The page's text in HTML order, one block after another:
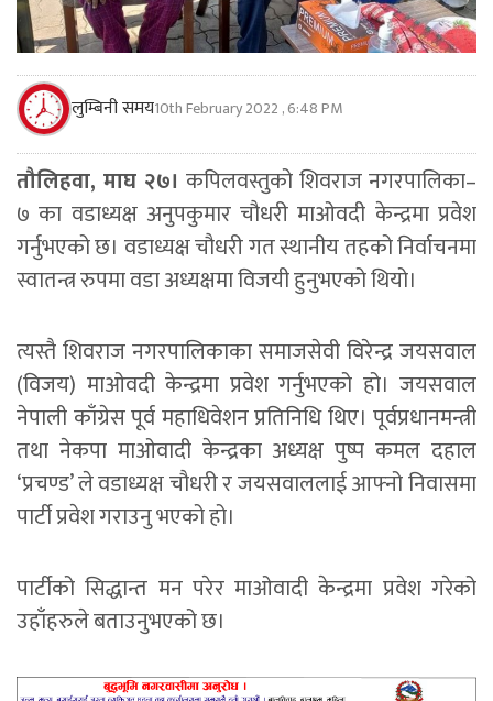
लुम्बिनी समय10th February 2022 , 6:48 PM
तौलिहवा, माघ २७। कपिलवस्तुको शिवराज नगरपालिका–
७ का वडाध्यक्ष अनुपकुमार चौधरी माओवदी केन्द्रमा प्रवेश
गर्नुभएको छ। वडाध्यक्ष चौधरी गत स्थानीय तहको निर्वाचनमा
स्वातन्त्र रुपमा वडा अध्यक्षमा विजयी हुनुभएको थियो।
त्यस्तै शिवराज नगरपालिकाका समाजसेवी विरेन्द्र जयसवाल
(विजय) माओवदी केन्द्रमा प्रवेश गर्नुभएको हो। जयसवाल
नेपाली काँग्रेस पूर्व महाधिवेशन प्रतिनिधि थिए। पूर्वप्रधानमन्त्री
तथा नेकपा माओवादी केन्द्रका अध्यक्ष पुष्प कमल दहाल
‘प्रचण्ड’ ले वडाध्यक्ष चौधरी र जयसवाललाई आफ्नो निवासमा
पार्टी प्रवेश गराउनु भएको हो।
पार्टीको सिद्धान्त मन परेर माओवादी केन्द्रमा प्रवेश गरेको
उहाँहरुले बताउनुभएको छ।